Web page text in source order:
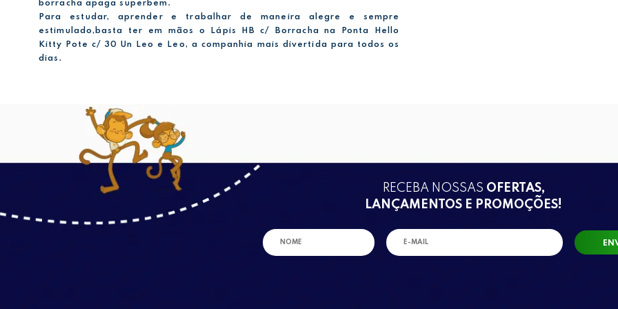
borracha apaga superbem.
Para estudar, aprender e trabalhar de maneira alegre e sempre
estimulado,basta ter em mãos o Lápis HB c/ Borracha na Ponta Hello
Kitty Pote c/ 30 Un Leo e Leo, a companhia mais divertida para todos os
dias.
RECEBA NOSSAS OFERTAS,
LANÇAMENTOS E PROMOÇÕES!